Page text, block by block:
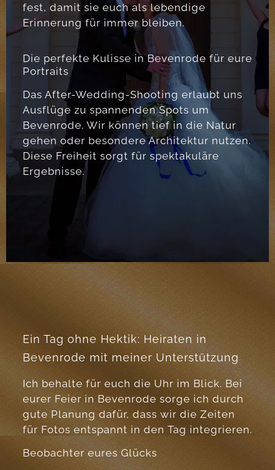
fest, damit sie euch als lebendige
Erinnerung für immer bleiben.
Die perfekte Kulisse in Bevenrode für eure
Portraits
Das After-Wedding-Shooting erlaubt uns
Ausflüge zu spannenden Spots um
Bevenrode. Wir können tief in die Natur
gehen oder besondere Architektur nutzen.
Diese Freiheit sorgt für spektakuläre
Ergebnisse.
Ein Tag ohne Hektik: Heiraten in
Bevenrode mit meiner Unterstützung
Ich behalte für euch die Uhr im Blick. Bei
eurer Feier in Bevenrode sorge ich durch
gute Planung dafür, dass wir die Zeiten
für Fotos entspannt in den Tag integrieren.
Beobachter eures Glücks